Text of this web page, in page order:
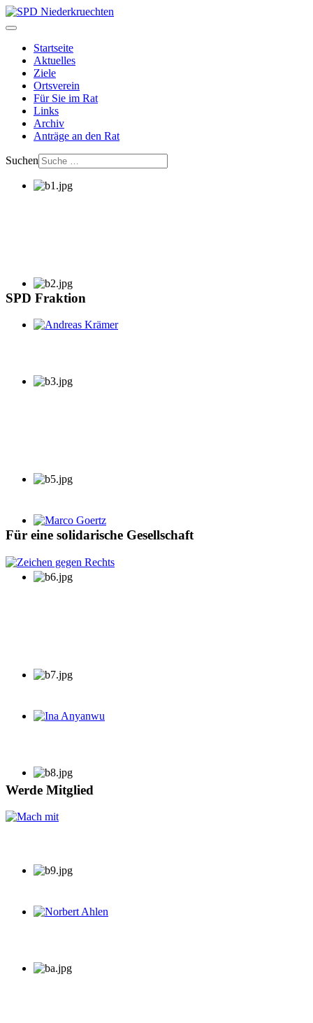
Startseite
Aktuelles
Ziele
Ortsverein
Für Sie im Rat
Links
Archiv
Anträge an den Rat
Suchen
SPD Fraktion
Marco Goertz
Für eine solidarische Gesellschaft
Werde Mitglied